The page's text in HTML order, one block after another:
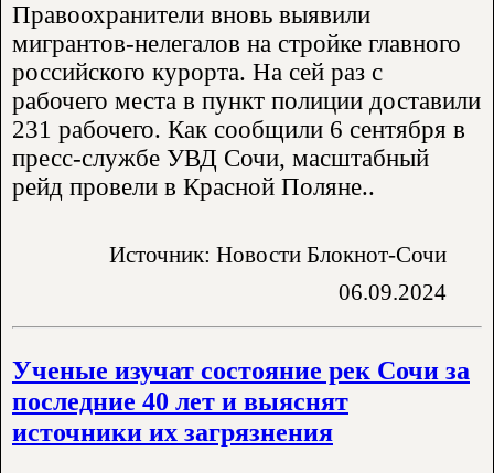
Правоохранители вновь выявили
мигрантов-нелегалов на стройке главного
российского курорта. На сей раз с
рабочего места в пункт полиции доставили
231 рабочего. Как сообщили 6 сентября в
пресс-службе УВД Сочи, масштабный
рейд провели в Красной Поляне..
Источник: Новости Блокнот-Сочи
06.09.2024
Ученые изучат состояние рек Сочи за
последние 40 лет и выяснят
источники их загрязнения